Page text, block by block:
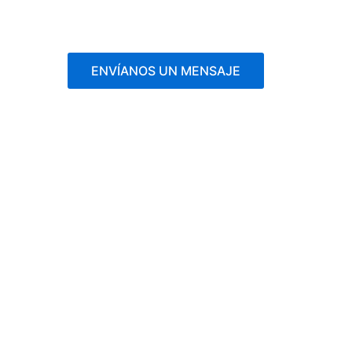
ENVÍANOS UN MENSAJE